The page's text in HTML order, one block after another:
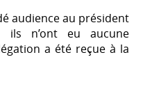
audience au président
ils n’ont eu aucune
a été reçue à la